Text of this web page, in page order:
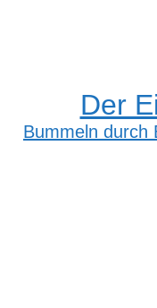
Der
Bummeln durch